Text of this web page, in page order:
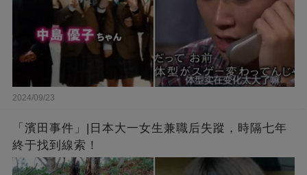
2024/09/23
「濱田事件」|日本大一女生兼職后失蹤，時隔七年
終于找到線索！